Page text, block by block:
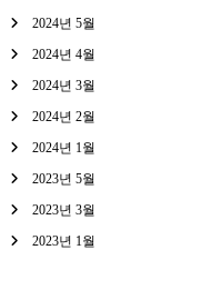
2024년 5월
2024년 4월
2024년 3월
2024년 2월
2024년 1월
2023년 5월
2023년 3월
2023년 1월